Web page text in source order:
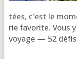
tées, c’est le
rie favo­rite. Vous
voyage — 52